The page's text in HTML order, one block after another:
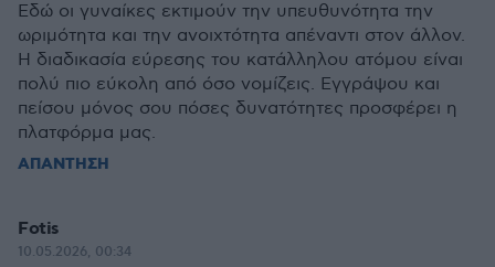
Εδώ οι γυναίκες εκτιμούν την υπευθυνότητα την
ωριμότητα και την ανοιχτότητα απέναντι στον άλλον.
Η διαδικασία εύρεσης του κατάλληλου ατόμου είναι
πολύ πιο εύκολη από όσο νομίζεις. Εγγράψου και
πείσου μόνος σου πόσες δυνατότητες προσφέρει η
πλατφόρμα μας.
ΑΠΑΝΤΗΣΗ
Fotis
10.05.2026, 00:34